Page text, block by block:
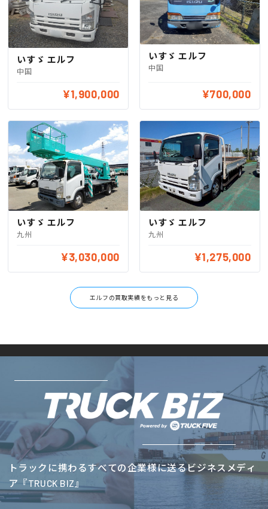
いすゞ エルフ
中国
¥1,900,000
いすゞ エルフ
中国
¥700,000
いすゞ エルフ
九州
¥3,030,000
いすゞ エルフ
九州
¥1,275,000
エルフの買取実績をもっと見る
トラックに携わるすべての企業様に送るビジネスメディ
ア『TRUCK BIZ』